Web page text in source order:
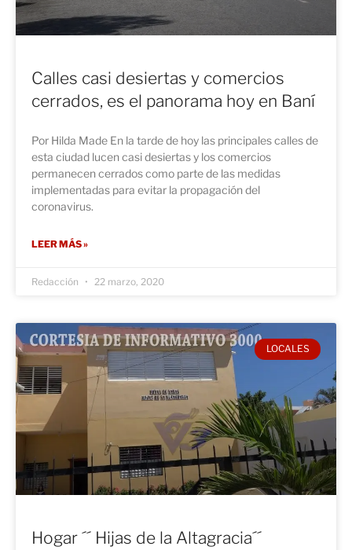
Calles casi desiertas y comercios
cerrados, es el panorama hoy en Baní
Por Hilda Made En la tarde de hoy las principales calles de
esta ciudad lucen casi desiertas y los comercios
permanecen cerrados como parte de las medidas
implementadas para evitar la propagación del
coronavirus.
LEER MÁS »
Redacción 22 marzo, 2020
LOCALES
Hogar ´´ Hijas de la Altagracia´´